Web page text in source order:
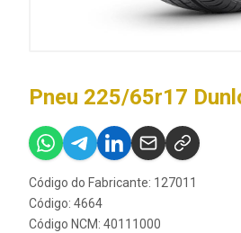
Pneu 225/65r17
Código do Fabricante: 127011
Código: 4664
Código NCM: 40111000